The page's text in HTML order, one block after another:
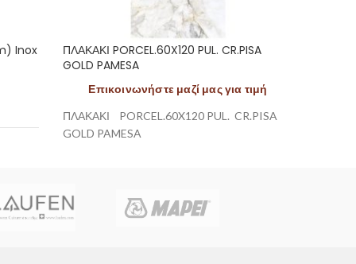
Inox
ΠΛΑΚΑΚΙ PORCEL.60X120 PUL. CR.PISA
GOLD PAMESA
Επικοινωνήστε μαζί μας για τιμή
ΠΛΑΚΑΚΙ PORCEL.60X120 PUL. CR.PISA
GOLD PAMESA